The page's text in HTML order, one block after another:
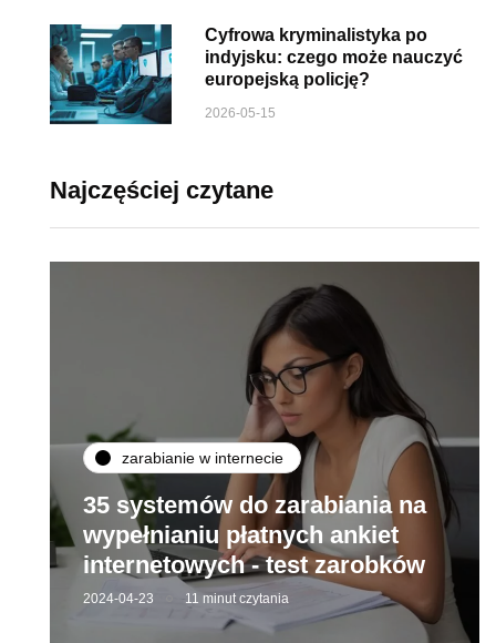
Cyfrowa kryminalistyka po
indyjsku: czego może nauczyć
europejską policję?
2026-05-15
Najczęściej czytane
zarabianie w internecie
35 systemów do zarabiania na
wypełnianiu płatnych ankiet
internetowych - test zarobków
2024-04-23 11 minut czytania